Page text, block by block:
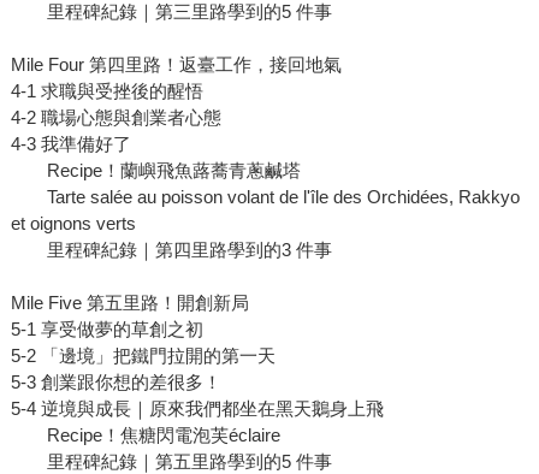
里程碑紀錄｜第三里路學到的5 件事
Mile Four 第四里路！返臺工作，接回地氣
4-1 求職與受挫後的醒悟
4-2 職場心態與創業者心態
4-3 我準備好了
Recipe！蘭嶼飛魚蕗蕎青蔥鹹塔
Tarte salée au poisson volant de l'île des Orchidées, Rakkyo
et oignons verts
里程碑紀錄｜第四里路學到的3 件事
Mile Five 第五里路！開創新局
5-1 享受做夢的草創之初
5-2 「邊境」把鐵門拉開的第一天
5-3 創業跟你想的差很多！
5-4 逆境與成長｜原來我們都坐在黑天鵝身上飛
Recipe！焦糖閃電泡芙éclaire
里程碑紀錄｜第五里路學到的5 件事